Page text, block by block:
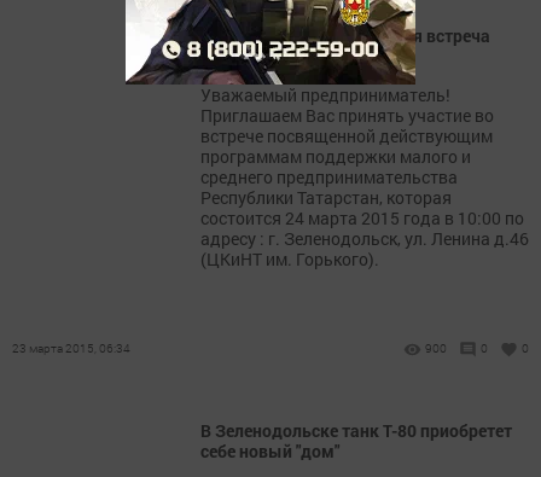
В Зеленодольске состоится встреча
предпринимателей
Уважаемый предприниматель!
Приглашаем Вас принять участие во
встрече посвященной действующим
программам поддержки малого и
среднего предпринимательства
Республики Татарстан, которая
состоится 24 марта 2015 года в 10:00 по
адресу : г. Зеленодольск, ул. Ленина д.46
(ЦКиНТ им. Горького).
23 марта 2015, 06:34 900 0 0
В Зеленодольске танк Т-80 приобретет
себе новый "дом"